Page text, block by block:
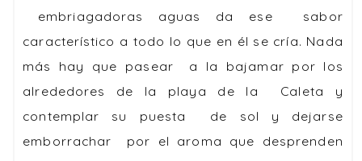
embriagadoras aguas da ese sabor
característico a todo lo que en él se cría. Nada
más hay que pasear a la bajamar por los
alrededores de la playa de la Caleta y
contemplar su puesta de sol y dejarse
emborrachar por el aroma que desprenden